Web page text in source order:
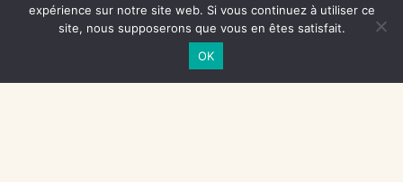
NOS SOUTIENS
CENTRE NATIONAL DU LIVRE
expérience sur notre site web. Si vous continuez à utiliser ce
site, nous supposerons que vous en êtes satisfait.
OK